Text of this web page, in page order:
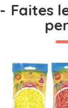
- Faites